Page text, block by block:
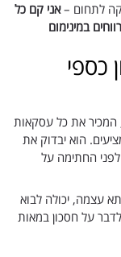
לתחום –אני קם כל
במינימום
כספי
המכיר את כל עסקאות
הוא יבדוק את
החתימה על
עצמה, יכולה לבוא
על חסכון במאות